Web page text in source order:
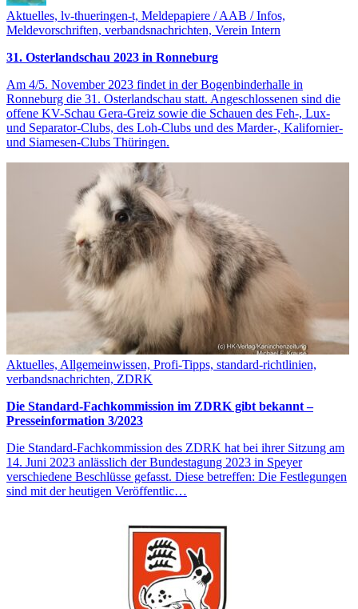
Aktuelles, lv-thueringen-t, Meldepapiere / AAB / Infos,
Meldevorschriften, verbandsnachrichten, Verein Intern
31. Osterlandschau 2023 in Ronneburg
Am 4/5. November 2023 findet in der Bogenbinderhalle in
Ronneburg die 31. Osterlandschau statt. Angeschlossenen sind die
offene KV-Schau Gera-Greiz sowie die Schauen des Feh-, Lux-
und Separator-Clubs, des Loh-Clubs und des Marder-, Kalifornier-
und Siamesen-Clubs Thüringen.
Aktuelles, Allgemeinwissen, Profi-Tipps, standard-richtlinien,
verbandsnachrichten, ZDRK
Die Standard-Fachkommission im ZDRK gibt bekannt –
Presseinformation 3/2023
Die Standard-Fachkommission des ZDRK hat bei ihrer Sitzung am
14. Juni 2023 anlässlich der Bundestagung 2023 in Speyer
verschiedene Beschlüsse gefasst. Diese betreffen: Die Festlegungen
sind mit der heutigen Veröffentlic…